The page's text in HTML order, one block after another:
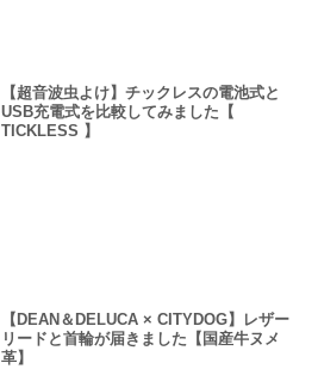
【超音波虫よけ】チックレスの電池式と
USB充電式を比較してみました【
TICKLESS 】
【DEAN＆DELUCA × CITYDOG】レザー
リードと首輪が届きました【国産牛ヌメ
革】